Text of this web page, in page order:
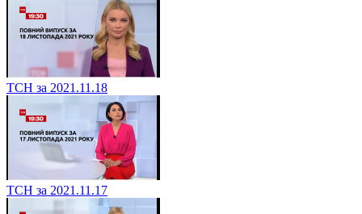
ТСН за 2021.11.18
ТСН за 2021.11.17